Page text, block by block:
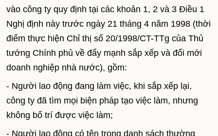
vào công ty quy định tại các khoản 1, 2 và 3 Điều 1
Nghị định này trước ngày 21 tháng 4 năm 1998 (thời
điểm thực hiện Chỉ thị số 20/1998/CT-TTg của Thủ
tướng Chính phủ về đẩy mạnh sắp xếp và đổi mới
doanh nghiệp nhà nước), gồm:
- Người lao động đang làm việc, khi sắp xếp lại,
công ty đã tìm mọi biện pháp tạo việc làm, nhưng
không bố trí được việc làm;
- Người lao động có tên trong danh sách thường